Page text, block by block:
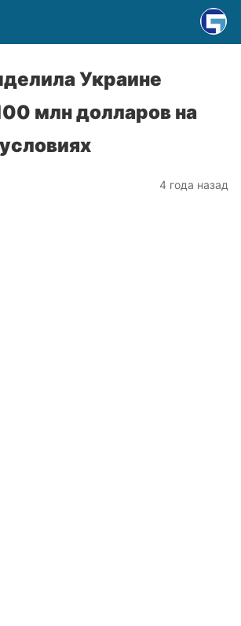
Украине
млн долларов на
4 года назад